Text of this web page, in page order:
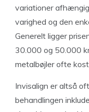
variationer
varighed og den
Generelt ligger
30.000 og 50.000
metalbøjler ofte
Invisalign er altså
behandlingen